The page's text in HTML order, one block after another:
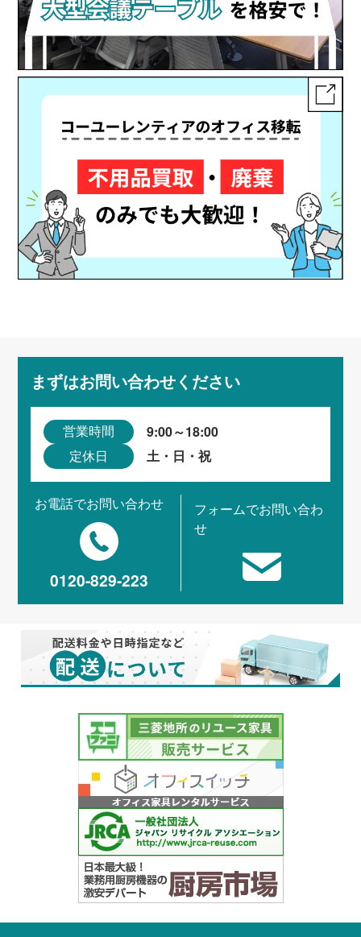
まずはお問い合わせください
営業時間 9:00～18:00
定休日 土・日・祝
お電話でお問い合わせ
0120-829-223
フォームでお問い合わ
せ